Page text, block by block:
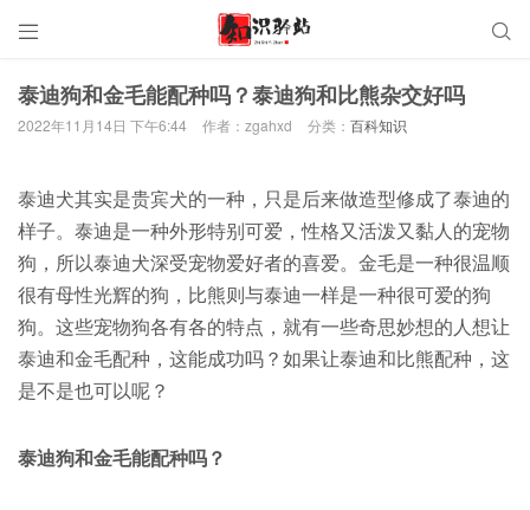
 
泰迪狗和金毛能配种吗？泰迪狗和比熊杂交好吗
2022年11月14日 下午6:44 作者：zgahxd 分类： 百科知识
泰迪犬其实是贵宾犬的一种，只是后来做造型修成了泰迪的
样子。泰迪是一种外形特别可爱，性格又活泼又黏人的宠物
狗，所以泰迪犬深受宠物爱好者的喜爱。金毛是一种很温顺
很有母性光辉的狗，比熊则与泰迪一样是一种很可爱的狗
狗。这些宠物狗各有各的特点，就有一些奇思妙想的人想让
泰迪和金毛配种，这能成功吗？如果让泰迪和比熊配种，这
是不是也可以呢？
泰迪狗和金毛能配种吗？